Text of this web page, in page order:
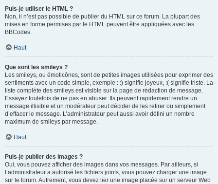
Puis-je utiliser le HTML ?
Non, il n’est pas possible de publier du HTML sur ce forum. La plupart des
mises en forme permises par le HTML peuvent être appliquées avec les
BBCodes.
Haut
Que sont les smileys ?
Les smileys, ou émoticônes, sont de petites images utilisées pour exprimer des
sentiments avec un code simple, exemple : :) signifie joyeux, :( signifie triste. La
liste complète des smileys est visible sur la page de rédaction de message.
Essayez toutefois de ne pas en abuser. Ils peuvent rapidement rendre un
message illisible et un modérateur peut décider de les retirer ou simplement
d’effacer le message. L’administrateur peut aussi avoir défini un nombre
maximum de smileys par message.
Haut
Puis-je publier des images ?
Oui, vous pouvez afficher des images dans vos messages. Par ailleurs, si
l’administrateur a autorisé les fichiers joints, vous pouvez charger une image
sur le forum. Autrement, vous devez lier une image placée sur un serveur Web